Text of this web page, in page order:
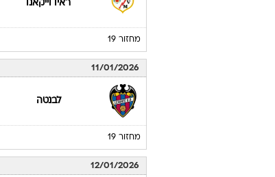
ראיו וייקאנו
מחזור 19
11/01/2026
לבנטה
מחזור 19
12/01/2026